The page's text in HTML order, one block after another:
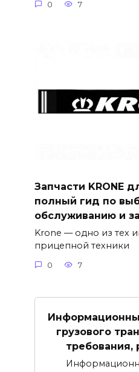
0 7
Запчасти KRONE
полный гид по
обслуживанию и
Krone — одно из тех
прицепной техники
0 7
грузового
требования,